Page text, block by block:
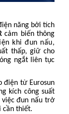
năng bởi tích
cảm biến thông
khi đun nấu,
thấp, giữ cho
ngắt liên tục
điện từ Eurosun
kích công suất
việc đun nấu trở
cần thiết.